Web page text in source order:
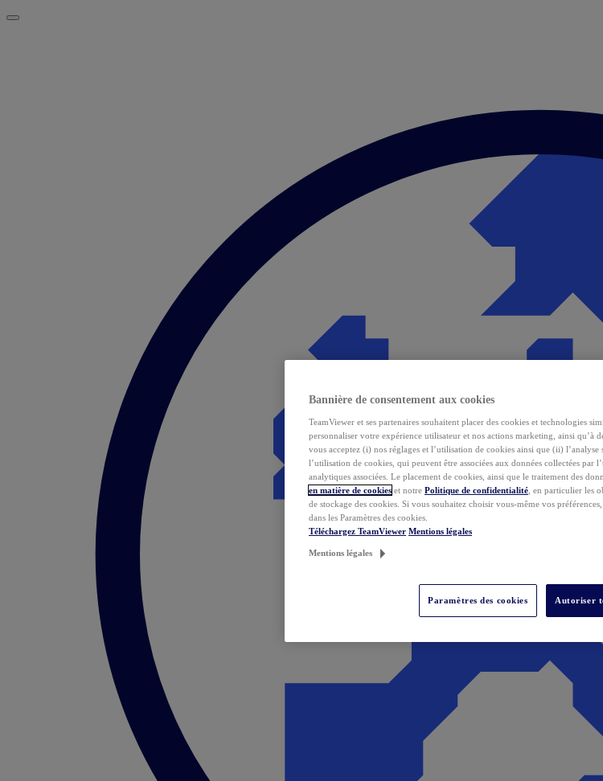
Bannière de consentement aux cookies
TeamViewer et ses partenaires souhaitent placer des cookies et technologies
personnaliser votre expérience utilisateur et nos actions marketing, ainsi qu’à
vous acceptez (i) nos réglages et l’utilisation de cookies ainsi que (ii) l’analyse
l’utilisation de cookies, qui peuvent être associées aux données collectées par
analytiques associées. Le placement de cookies, ainsi que le traitement des
en matière de cookies et notre Politique de confidentialité , en particulier les
de stockage des cookies. Si vous souhaitez choisir vous-même vos
dans les Paramètres des cookies.
Téléchargez TeamViewer Mentions légales
Mentions légales
Paramètres des cookies Autoriser